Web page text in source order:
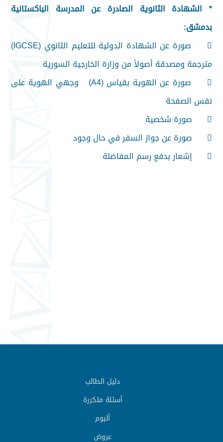
* الشهادة الثانوية الصادرة عن المدرسة الباكستانية
بدمشق:

صورة عن الشهادة الدولية للتعليم الثانوي (IGCSE)
مترجمة ومصدقة أصولاً من وزارة الخارجية السورية

صورة عن الهوية بقياس (A4) وجهي الهوية على
نفس الصفحة

صورة شخصية

صورة عن جواز السفر في حال وجود

إشعار بدفع رسم المفاضلة
دليل الطالب
أسئلة متكررة
ألبوم
عروض